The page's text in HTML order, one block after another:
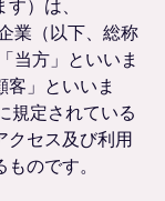
）は、
業（以下、総称
当方」といいま
」といいま
規定されている
クセス及び利用
のです。